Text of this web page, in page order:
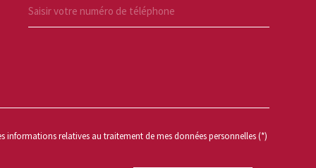
relatives au traitement de mes données personnelles (*)